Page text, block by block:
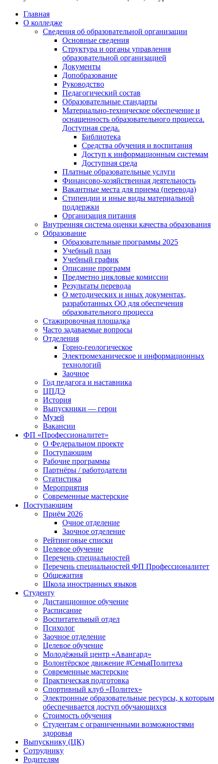
Главная
О колледже
Сведения об образовательной организации
Основные сведения
Структура и органы управления
образовательной организацией
Документы
Допобразование
Руководство
Педагогический состав
Образовательные стандарты
Материально-техническое обеспечение и
оснащенность образовательного процесса.
Доступная среда.
Библиотека
Средства обучения и воспитания
Доступ к информационным системам
Доступная среда
Платные образовательные услуги
Финансово-хозяйственная деятельность
Вакантные места для приема (перевода)
Стипендии и иные виды материальной
поддержки
Организация питания
Внутренняя система оценки качества образования
Образование
Образовательные программы 2025
Учебный план
Учебный график
Описание программ
Предметно цикловые комиссии
Результаты перевода
О методических и иных документах,
разработанных ОО для обеспечения
образовательного процесса
Стажировочная площадка
Часто задаваемые вопросы
Отделения
Горно-геологическое
Электромеханическое и информационных
технологий
Заочное
Год педагога и наставника
ЦПДЭ
История
Выпускники — герои
Музей
Вакансии
ФП «Профессионалитет»
О Федеральном проекте
Поступающим
Рабочие программы
Партнёры / работодатели
Статистика
Мероприятия
Современные мастерские
Поступающим
Приём 2026
Очное отделение
Заочное отделение
Рейтинговые списки
Целевое обучение
Перечень специальностей
Перечень специальностей ФП Профессионалитет
Общежития
Школа иностранных языков
Студенту
Дистанционное обучение
Расписание
Воспитательный отдел
Психолог
Заочное отделение
Целевое обучение
Молодёжный центр «Авангард»
Волонтёрское движение #СемьяПолитеха
Современные мастерские
Практическая подготовка
Спортивный клуб «Политех»
Электронные образовательные ресурсы, к которым
обеспечивается доступ обучающихся
Стоимость обучения
Студентам с ограниченными возможностями
здоровья
Выпускнику (ЦК)
Сотруднику
Родителям